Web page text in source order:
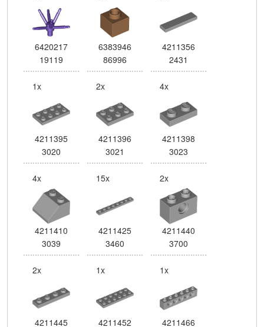
6420217
19119
6383946
86996
4211356
2431
1x
4211395
3020
2x
4211396
3021
4x
4211398
3023
4x
4211410
3039
15x
4211425
3460
2x
4211440
3700
2x
4211445
1x
4211452
1x
4211466